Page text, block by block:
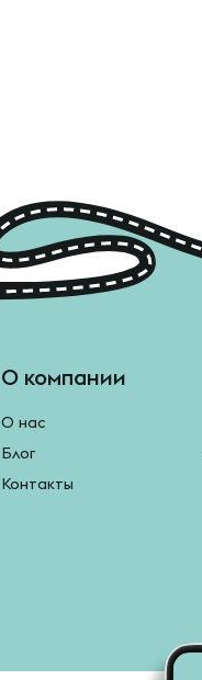
О компании
О нас
Блог
Контакты